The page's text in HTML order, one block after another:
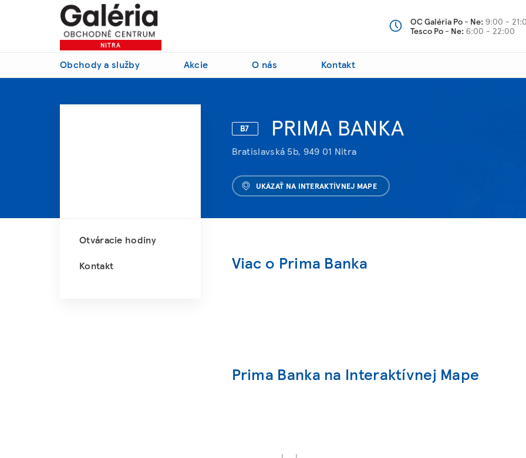
NITRA
OC Galéria Po - Ne: 9:00 -
Tesco Po - Ne: 6:00 - 22:00
Obchody a služby Akcie O nás Kontakt
Otváracie hodiny
Kontakt
B7 PRIMA BANKA
Bratislavská 5b, 949 01 Nitra
UKÁZAŤ NA INTERAKTÍVNEJ MAPE
Viac o Prima Banka
Prima Banka na Interaktívnej Mape